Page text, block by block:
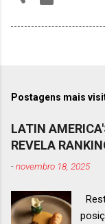
Postagens mais
LATIN
REVELA
-novembro 18, 2025